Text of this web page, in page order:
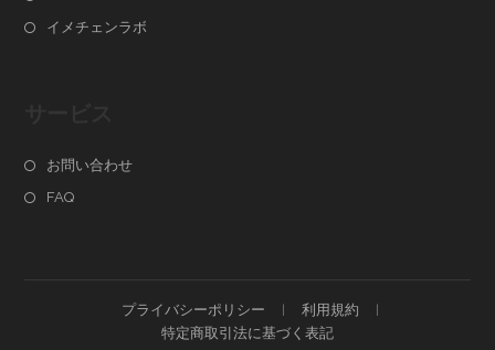
イメチェンラボ
お問い合わせ
FAQ
プライバシーポリシー
利用規約
特定商取引法に基づく表記